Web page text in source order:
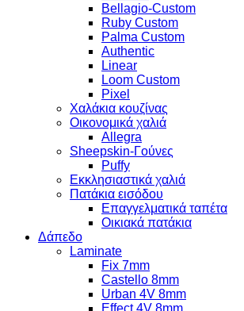
Bellagio-Custom
Ruby Custom
Palma Custom
Authentic
Linear
Loom Custom
Pixel
Χαλάκια κουζίνας
Οικονομικά χαλιά
Allegra
Sheepskin-Γούνες
Puffy
Εκκλησιαστικά χαλιά
Πατάκια εισόδου
Επαγγελματικά ταπέτα
Οικιακά πατάκια
Δάπεδο
Laminate
Fix 7mm
Castello 8mm
Urban 4V 8mm
Effect 4V 8mm